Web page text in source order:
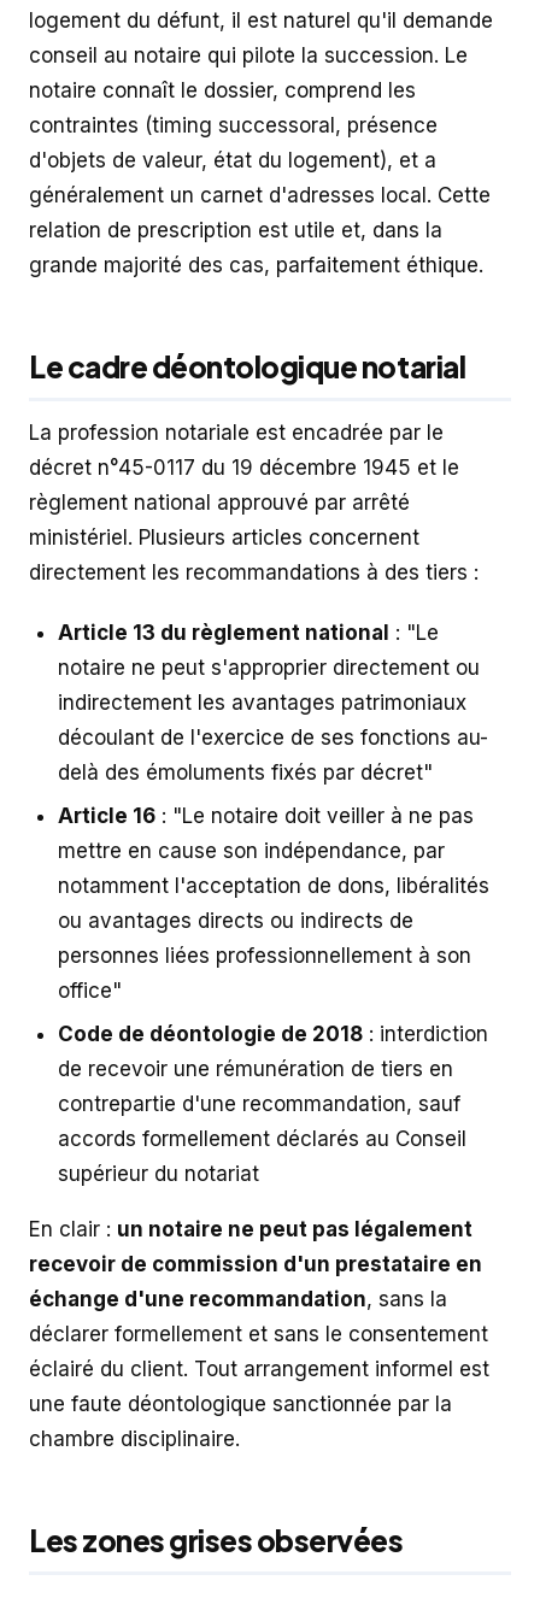
logement du défunt, il est naturel qu'il demande
conseil au notaire qui pilote la succession. Le
notaire connaît le dossier, comprend les
contraintes (timing successoral, présence
d'objets de valeur, état du logement), et a
généralement un carnet d'adresses local. Cette
relation de prescription est utile et, dans la
grande majorité des cas, parfaitement éthique.
Le cadre déontologique notarial
La profession notariale est encadrée par le
décret n°45-0117 du 19 décembre 1945 et le
règlement national approuvé par arrêté
ministériel. Plusieurs articles concernent
directement les recommandations à des tiers :
Article 13 du règlement national : "Le
notaire ne peut s'approprier directement ou
indirectement les avantages patrimoniaux
découlant de l'exercice de ses fonctions au-
delà des émoluments fixés par décret"
Article 16 : "Le notaire doit veiller à ne pas
mettre en cause son indépendance, par
notamment l'acceptation de dons, libéralités
ou avantages directs ou indirects de
personnes liées professionnellement à son
office"
Code de déontologie de 2018 : interdiction
de recevoir une rémunération de tiers en
contrepartie d'une recommandation, sauf
accords formellement déclarés au Conseil
supérieur du notariat
En clair : un notaire ne peut pas légalement
recevoir de commission d'un prestataire en
échange d'une recommandation, sans la
déclarer formellement et sans le consentement
éclairé du client. Tout arrangement informel est
une faute déontologique sanctionnée par la
chambre disciplinaire.
Les zones grises observées